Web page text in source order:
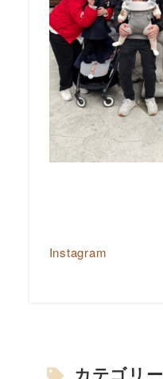
Instagram
カテゴリー